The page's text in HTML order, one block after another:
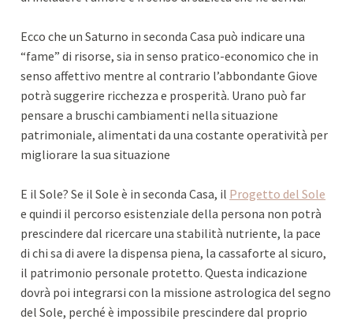
Ecco che un Saturno in seconda Casa può indicare una
“fame” di risorse, sia in senso pratico-economico che in
senso affettivo mentre al contrario l’abbondante Giove
potrà suggerire ricchezza e prosperità. Urano può far
pensare a bruschi cambiamenti nella situazione
patrimoniale, alimentati da una costante operatività per
migliorare la sua situazione
E il Sole? Se il Sole è in seconda Casa, il Progetto del Sole
e quindi il percorso esistenziale della persona non potrà
prescindere dal ricercare una stabilità nutriente, la pace
di chi sa di avere la dispensa piena, la cassaforte al sicuro,
il patrimonio personale protetto. Questa indicazione
dovrà poi integrarsi con la missione astrologica del segno
del Sole, perché è impossibile prescindere dal proprio